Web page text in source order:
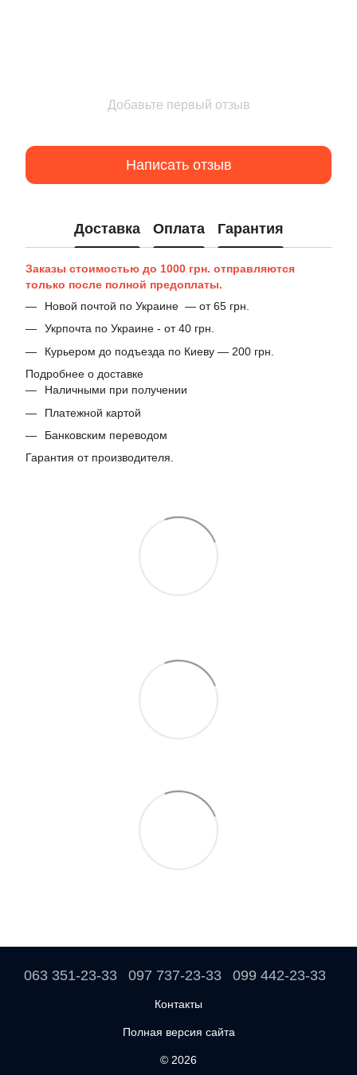
Добавьте первый отзыв
Написать отзыв
Доставка Оплата Гарантия
Заказы стоимостью до 1000 грн. отправляются
только после полной предоплаты.
Новой почтой по Украине — от 65 грн.
Укрпочта по Украине - от 40 грн.
Курьером до подъезда по Киеву — 200 грн.
Подробнее о доставке
Наличными при получении
Платежной картой
Банковским переводом
Гарантия от производителя.
063 351-23-33 097 737-23-33 099 442-23-33
Контакты
Полная версия сайта
© 2026